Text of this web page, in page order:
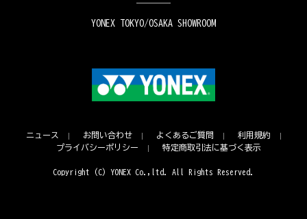
YONEX TOKYO/OSAKA SHOWROOM
ニュース お問い合わせ よくあるご質問
利用規約
プライバシーポリシー
特定商取引法に基づく表示
Copyright (C) YONEX Co.,ltd. All Rights Reserved.